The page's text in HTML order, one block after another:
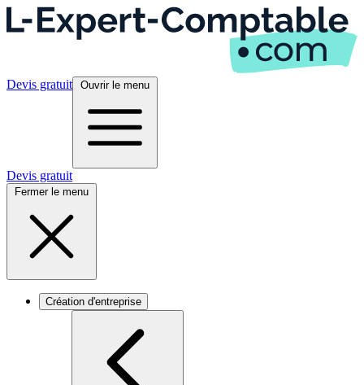
Devis gratuit Ouvrir le menu
Devis gratuit
Fermer le menu
Création d'entreprise